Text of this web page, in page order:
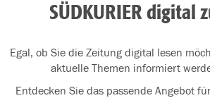
SÜDKURIER digital
Egal, ob Sie die Zeitung digital lesen
aktuelle Themen informiert
Entdecken Sie das passende Angebot